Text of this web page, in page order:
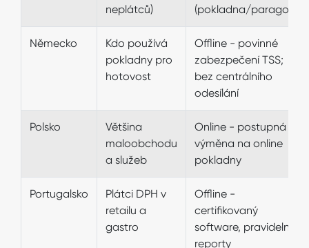
neplátců)
(pokladna/paragon)
Německo
Kdo používá
pokladny pro
hotovost
Offline - povinné
zabezpečení TSS;
bez centrálního
odesílání
Polsko
Většina
maloobchodu
a služeb
Online - postupná
výměna na online
pokladny
Portugalsko
Plátci DPH v
retailu a
gastro
Offline -
certifikovaný
software, pravidelné
reporty